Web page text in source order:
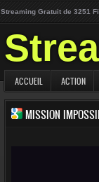
Streaming Gratuit de 3251
ACCUEIL ACTION
MISSION